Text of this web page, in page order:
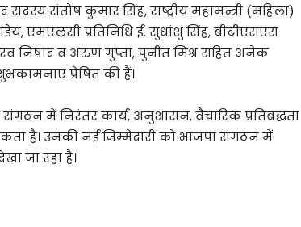
सदस्य संतोष कुमार सिंह, राष्ट्रीय महामन्त्री (महिला)
एमएलसी प्रतिनिधि ई. सुधांशु सिंह, बीटीएसएस
निषाद व अरुण गुप्ता, पुनीत मिश्र सहित अनेक
प्रेषित की हैं।
संगठन में निरंतर कार्य, अनुशासन, वैचारिक प्रतिबद्धता
है। उनकी नई जिम्मेदारी को भाजपा संगठन में
जा रहा है।